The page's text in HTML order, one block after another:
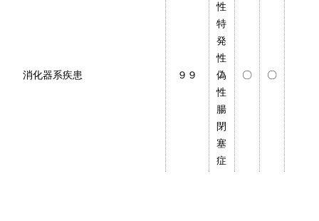
消化器系疾患 ９９
性
特
発
性
偽
性
腸
閉
塞
症
〇 〇